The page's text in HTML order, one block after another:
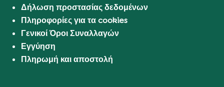
Δήλωση προστασίας δεδομένων
Πληροφορίες για τα cookies
Γενικοί Όροι Συναλλαγών
Εγγύηση
Πληρωμή και αποστολή